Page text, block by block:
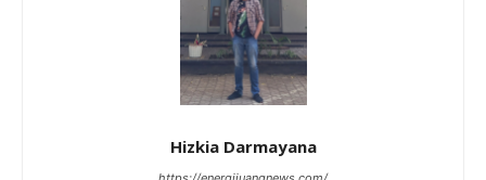
Hizkia Darmayana